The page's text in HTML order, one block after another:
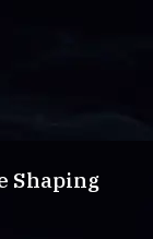
Shaping